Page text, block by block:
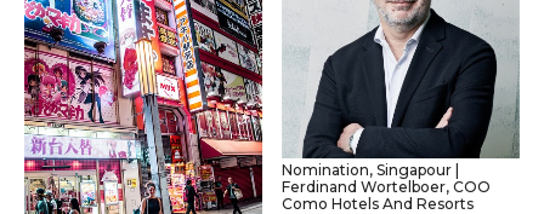
Nomination, Singapour |
Ferdinand Wortelboer, COO
Como Hotels And Resorts